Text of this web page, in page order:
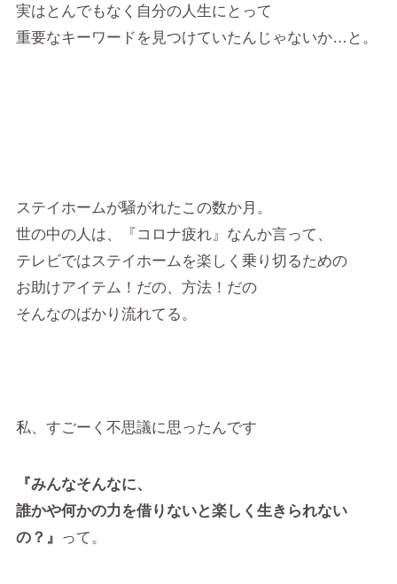
実はとんでもなく自分の人生にとって
重要なキーワードを見つけていたんじゃないか…と。
ステイホームが騒がれたこの数か月。
世の中の人は、『コロナ疲れ』なんか言って、
テレビではステイホームを楽しく乗り切るための
お助けアイテム！だの、方法！だの
そんなのばかり流れてる。
私、すごーく不思議に思ったんです
『みんなそんなに、
誰かや何かの力を借りないと楽しく生きられない
の？』 って。